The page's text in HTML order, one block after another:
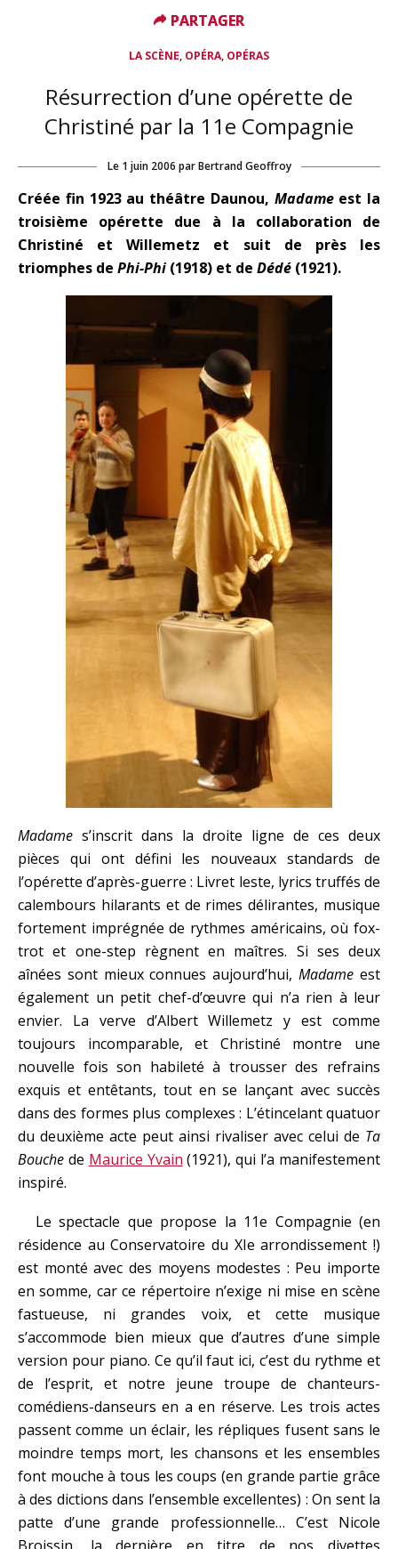
LA SCÈNE, OPÉRA, OPÉRAS
Résurrection d’une opérette de
Christiné par la 11e Compagnie
Le 1 juin 2006 par Bertrand Geoffroy
Créée fin 1923 au théâtre Daunou, Madameest la
troisième opérette due à la collaboration de
Christiné et Willemetz et suit de près les
triomphes de Phi-Phi (1918) et de Dédé (1921).
Madame s’inscrit dans la droite ligne de ces deux
pièces qui ont défini les nouveaux standards de
l’opérette d’après-guerre : Livret leste, lyrics truffés de
calembours hilarants et de rimes délirantes, musique
fortement imprégnée de rythmes américains, où fox-
trot et one-step règnent en maîtres. Si ses deux
aînées sont mieux connues aujourd’hui,Madame est
également un petit chef-d’œuvre qui n’a rien à leur
envier. La verve d’Albert Willemetz y est comme
toujours incomparable, et Christiné montre une
nouvelle fois son habileté à trousser des refrains
exquis et entêtants, tout en se lançant avec succès
dans des formes plus complexes : L’étincelant quatuor
du deuxième acte peut ainsi rivaliser avec celui de Ta
Bouche de Maurice Yvain (1921), qui l’a manifestement
inspiré.
Le spectacle que propose la 11e Compagnie (en
résidence au Conservatoire du XIe arrondissement !)
est monté avec des moyens modestes : Peu importe
en somme, car ce répertoire n’exige ni mise en scène
fastueuse, ni grandes voix, et cette musique
s’accommode bien mieux que d’autres d’une simple
version pour piano. Ce qu’il faut ici, c’est du rythme et
de l’esprit, et notre jeune troupe de chanteurs-
comédiens-danseurs en a en réserve. Les trois actes
passent comme un éclair, les répliques fusent sans le
moindre temps mort, les chansons et les ensembles
font mouche à tous les coups (en grande partie grâce
à des dictions dans l’ensemble excellentes) : On sent la
patte d’une grande professionnelle… C’est Nicole
PARTAGER
PARTAGER